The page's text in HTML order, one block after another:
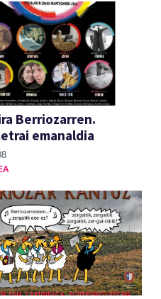
Berriozarren.
emanaldia